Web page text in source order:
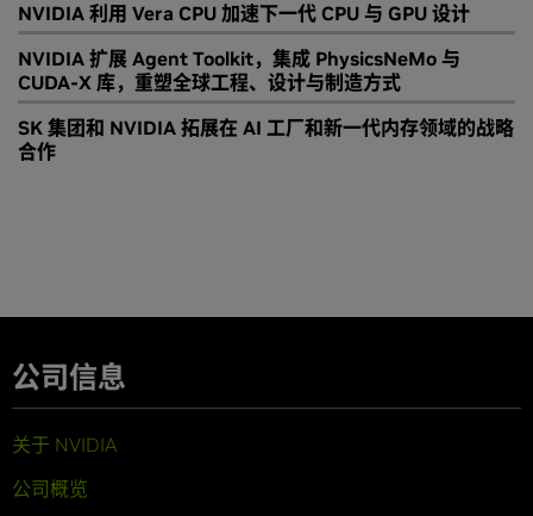
NVIDIA 利用 Vera CPU 加速下一代 CPU 与 GPU 设计
NVIDIA 扩展 Agent Toolkit，集成 PhysicsNeMo 与
CUDA-X 库，重塑全球工程、设计与制造方式
SK 集团和 NVIDIA 拓展在 AI 工厂和新一代内存领域的战略
合作
公司信息
关于 NVIDIA
公司概览